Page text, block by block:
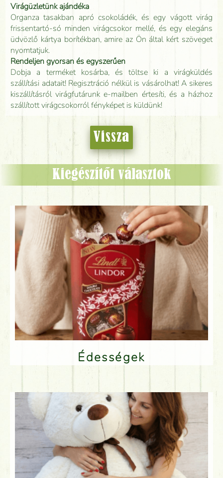
Virágüzletünk ajándéka
Organza tasakban apró csokoládék, és egy vágott virág
frissentartó-só minden virágcsokor mellé, és egy elegáns
üdvözlő kártya borítékban, amire az Ön által kért szöveget
nyomtatjuk.
Rendeljen gyorsan és egyszerűen
Dobja a terméket kosárba, és töltse ki a virágküldés
szállítási adatait! Regisztráció nélkül is vásárolhat! A sikeres
kiszállításról virágfutárunk e-mailben értesíti, és a házhoz
szállított virágcsokorról fényképet is küldünk!
Vissza
Kiegészítőt választok
Édességek